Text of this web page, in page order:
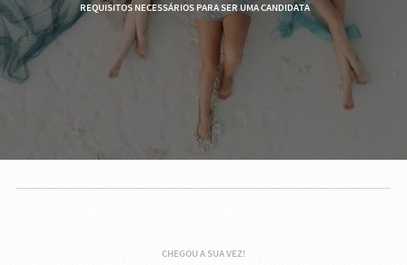
REQUISITOS NECESSÁRIOS PARA SER UMA CANDIDATA
CHEGOU A SUA VEZ!